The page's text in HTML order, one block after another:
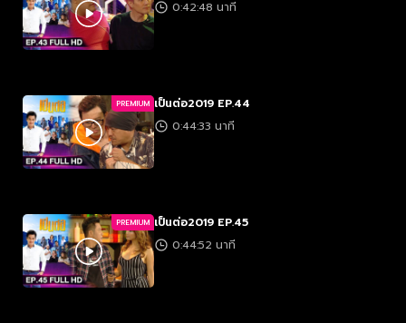
0:42:48 นาที
PREMIUM เป็นต่อ2019 EP.44
0:44:33 นาที
PREMIUM เป็นต่อ2019 EP.45
0:44:52 นาที